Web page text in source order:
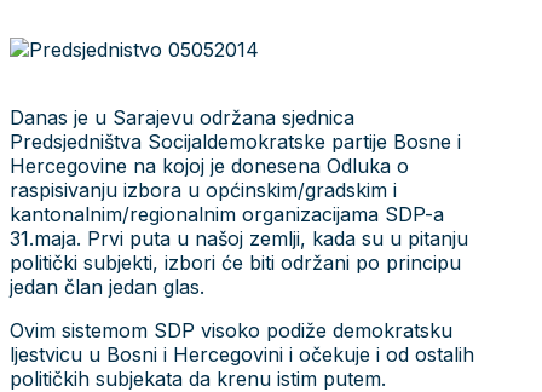
Danas je u Sarajevu održana sjednica
Predsjedništva Socijaldemokratske partije Bosne i
Hercegovine na kojoj je donesena Odluka o
raspisivanju izbora u općinskim/gradskim i
kantonalnim/regionalnim organizacijama SDP-a
31.maja. Prvi puta u našoj zemlji, kada su u pitanju
politički subjekti, izbori će biti održani po principu
jedan član jedan glas.
Ovim sistemom SDP visoko podiže demokratsku
ljestvicu u Bosni i Hercegovini i očekuje i od ostalih
političkih subjekata da krenu istim putem.